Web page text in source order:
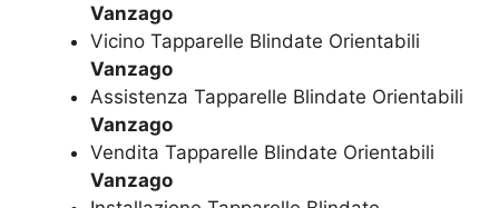
Vanzago
Vicino Tapparelle Blindate Orientabili
Vanzago
Assistenza Tapparelle Blindate Orientabili
Vanzago
Vendita Tapparelle Blindate Orientabili
Vanzago